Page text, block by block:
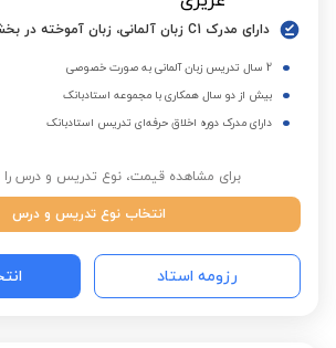
2 سال تدریس زبان آلمانی به صورت خصوصی
بیش از دو سال همکاری با مجموعه استادبانک
دارای مدرک دوره اخلاق حرفه‌ای تدریس استادبانک
برای مشاهده قیمت، نوع تدریس و درس را
انتخاب نوع تدریس و درس
رزومه استاد